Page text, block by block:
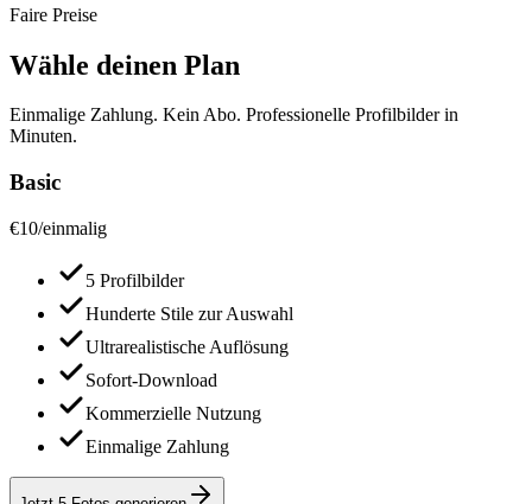
Faire Preise
Wähle deinen Plan
Einmalige Zahlung. Kein Abo. Professionelle Profilbilder in
Minuten.
Basic
€10/einmalig
5 Profilbilder
Hunderte Stile zur Auswahl
Ultrarealistische Auflösung
Sofort-Download
Kommerzielle Nutzung
Einmalige Zahlung